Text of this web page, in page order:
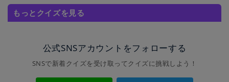
もっとクイズを見る
公式SNSアカウントをフォローする
SNSで新着クイズを受け取ってクイズに挑戦しよう！